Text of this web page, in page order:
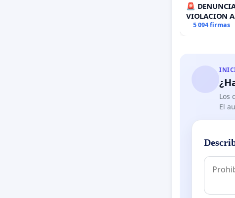
🚨
VIOLACION A
RECOLECTA
5 094 firmas
Los
El